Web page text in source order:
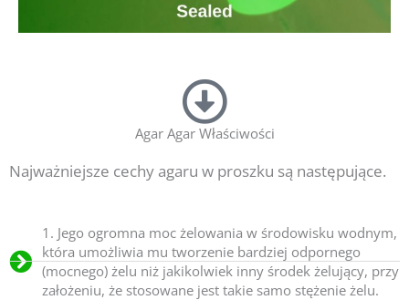
Agar Agar Właściwości
Najważniejsze cechy agaru w proszku są następujące.
1. Jego ogromna moc żelowania w środowisku wodnym,
która umożliwia mu tworzenie bardziej odpornego
(mocnego) żelu niż jakikolwiek inny środek żelujący, przy
założeniu, że stosowane jest takie samo stężenie żelu.